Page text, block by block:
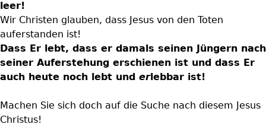
leer!
Wir Christen glauben, dass Jesus von den Toten
auferstanden ist!
Dass Er lebt, dass er damals seinen Jüngern nach
seiner Auferstehung erschienen ist und dass Er
auch heute noch lebt und erlebbar ist!
Machen Sie sich doch auf die Suche nach diesem Jesus
Christus!